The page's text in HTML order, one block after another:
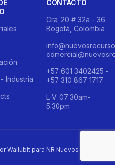
Industria
CONTACTO
Cra. 20 # 32a - 36
Bogotá, Colombia
+57 601 3402425 -
+57 310 867 1717
L-V: 07:30am-
5:30pm
para NR Nuevos Recursos